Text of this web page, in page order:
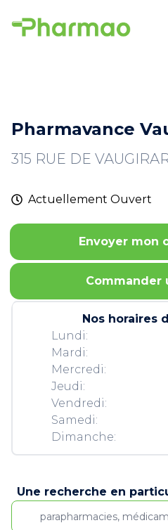
Pharmavance
315 RUE DE
Actuellement Ouvert
Envoyer mon
Commander
Nos horaires
Lundi:
Mardi:
Mercredi:
Jeudi:
Vendredi:
Samedi:
Dimanche:
Une recherche en